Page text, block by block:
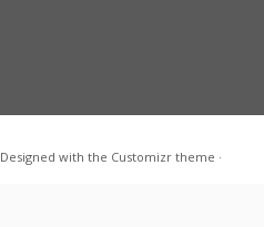
Designed with the Customizr theme ·